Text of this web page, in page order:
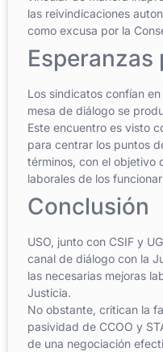
las reivindicaciones
como excusa por la
Esperanzas
Los sindicatos confían
mesa de diálogo se
Este encuentro es visto
para centrar los puntos
términos, con el objetivo
laborales de los
Conclusión
USO, junto con CSIF y
canal de diálogo con la
las necesarias mejoras
Justicia.
No obstante, critican la
pasividad de CCOO y
de una negociación